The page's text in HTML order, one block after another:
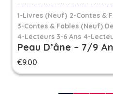
1-Livres (Neuf) 2-Contes &
3-Contes & Fables (neuf)
4-Lecteurs 3-6 Ans 4-
Peau D’âne – 7/9
€9.00